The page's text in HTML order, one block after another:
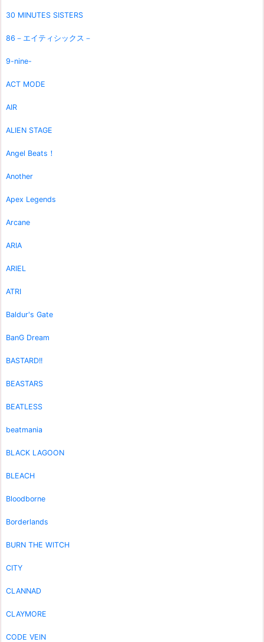
30 MINUTES SISTERS
86－エイティシックス－
9-nine-
ACT MODE
AIR
ALIEN STAGE
Angel Beats！
Another
Apex Legends
Arcane
ARIA
ARIEL
ATRI
Baldur's Gate
BanG Dream
BASTARD!!
BEASTARS
BEATLESS
beatmania
BLACK LAGOON
BLEACH
Bloodborne
Borderlands
BURN THE WITCH
CITY
CLANNAD
CLAYMORE
CODE VEIN